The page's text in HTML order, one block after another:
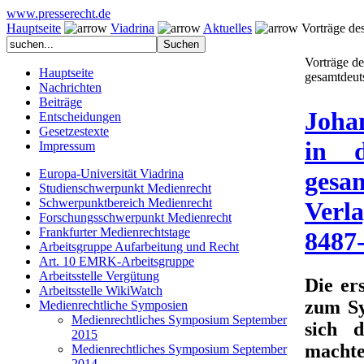
www.presserecht.de
Hauptseite
Viadrina Aktuelles Vorträge
Hauptseite
Nachrichten
Beiträge
Entscheidungen
Gesetzestexte
Impressum
Europa-Universität Viadrina
Studienschwerpunkt Medienrecht
Schwerpunktbereich Medienrecht
Forschungsschwerpunkt Medienrecht
Frankfurter Medienrechtstage
Arbeitsgruppe Aufarbeitung und Recht
Art. 10 EMRK-Arbeitsgruppe
Arbeitsstelle Vergütung
Arbeitsstelle WikiWatch
Medienrechtliche Symposien
Medienrechtliches Symposium September
2015
Medienrechtliches Symposium September
Vorträge
in
Die
zum
sich